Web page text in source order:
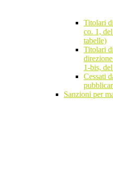
Titolari
co. 1,
tabelle)
Titolari
1-bis,
Cessati
Sanzioni per